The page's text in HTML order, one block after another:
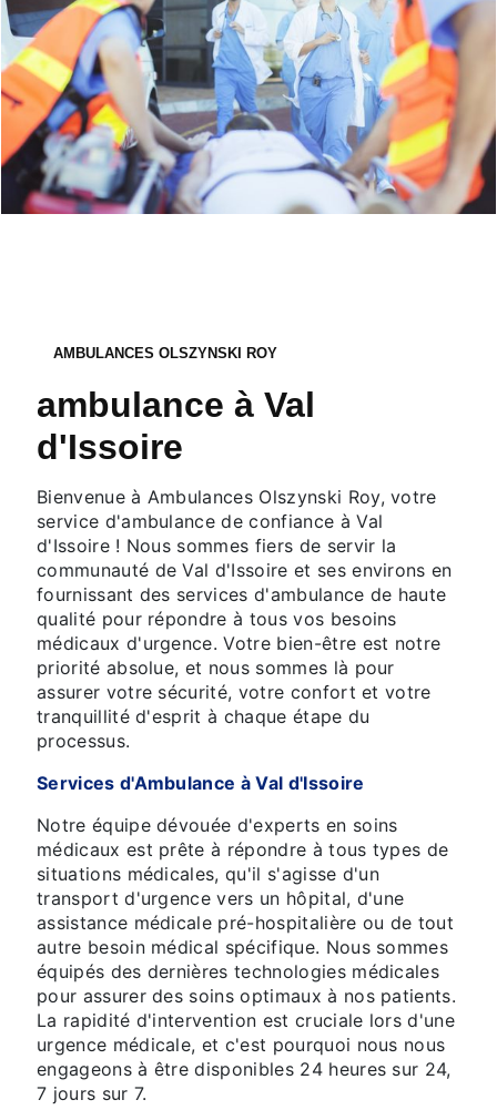
AMBULANCES OLSZYNSKI ROY
ambulance à Val
d'Issoire
Bienvenue à Ambulances Olszynski Roy, votre
service d'ambulance de confiance à Val
d'Issoire ! Nous sommes fiers de servir la
communauté de Val d'Issoire et ses environs en
fournissant des services d'ambulance de haute
qualité pour répondre à tous vos besoins
médicaux d'urgence. Votre bien-être est notre
priorité absolue, et nous sommes là pour
assurer votre sécurité, votre confort et votre
tranquillité d'esprit à chaque étape du
processus.
Services d'Ambulance à Val d'Issoire
Notre équipe dévouée d'experts en soins
médicaux est prête à répondre à tous types de
situations médicales, qu'il s'agisse d'un
transport d'urgence vers un hôpital, d'une
assistance médicale pré-hospitalière ou de tout
autre besoin médical spécifique. Nous sommes
équipés des dernières technologies médicales
pour assurer des soins optimaux à nos patients.
La rapidité d'intervention est cruciale lors d'une
urgence médicale, et c'est pourquoi nous nous
engageons à être disponibles 24 heures sur 24,
7 jours sur 7.